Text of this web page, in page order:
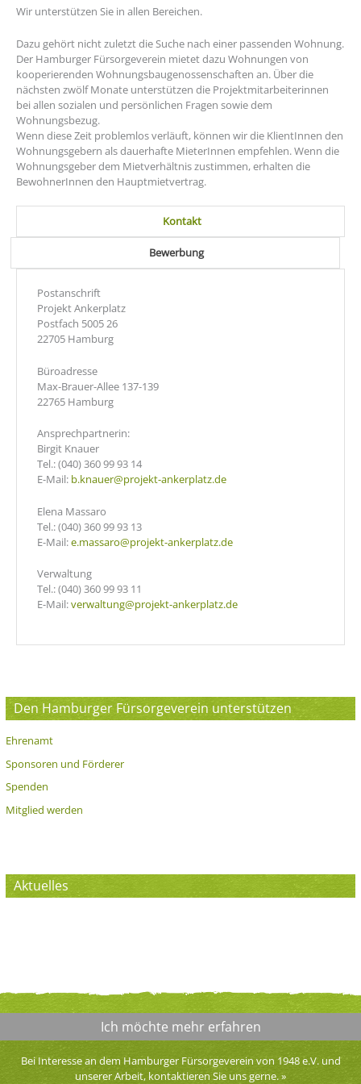
Wir unterstützen Sie in allen Bereichen.
Dazu gehört nicht zuletzt die Suche nach einer passenden Wohnung.
Der Hamburger Fürsorgeverein mietet dazu Wohnungen von
kooperierenden Wohnungsbaugenossenschaften an. Über die
nächsten zwölf Monate unterstützen die Projektmitarbeiterinnen
bei allen sozialen und persönlichen Fragen sowie dem
Wohnungsbezug.
Wenn diese Zeit problemlos verläuft, können wir die KlientInnen den
Wohnungsgebern als dauerhafte MieterInnen empfehlen. Wenn die
Wohnungsgeber dem Mietverhältnis zustimmen, erhalten die
BewohnerInnen den Hauptmietvertrag.
Kontakt
Bewerbung
Postanschrift
Projekt Ankerplatz
Postfach 5005 26
22705 Hamburg
Büroadresse
Max-Brauer-Allee 137-139
22765 Hamburg
Ansprechpartnerin:
Birgit Knauer
Tel.: (040) 360 99 93 14
E-Mail: b.knauer@projekt-ankerplatz.de
Elena Massaro
Tel.: (040) 360 99 93 13
E-Mail:e.massaro@projekt-ankerplatz.de
Verwaltung
Tel.: (040) 360 99 93 11
E-Mail:verwaltung@projekt-ankerplatz.de
Den Hamburger Fürsorgeverein unterstützen
Ehrenamt
Sponsoren und Förderer
Spenden
Mitglied werden
Aktuelles
Ich möchte mehr erfahren
Bei Interesse an dem Hamburger Fürsorgeverein von 1948 e.V. und
unserer Arbeit, kontaktieren Sie uns gerne.»